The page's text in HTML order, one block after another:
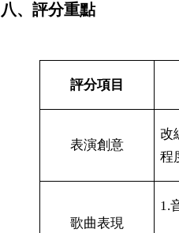
八、評分重點
評分項目
表演創意
改
程
歌曲表現
1.